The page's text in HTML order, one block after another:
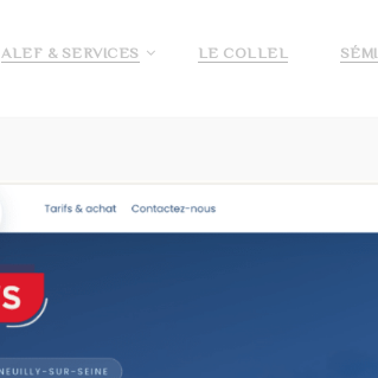
ALEF & SERVICES LE COLLEL